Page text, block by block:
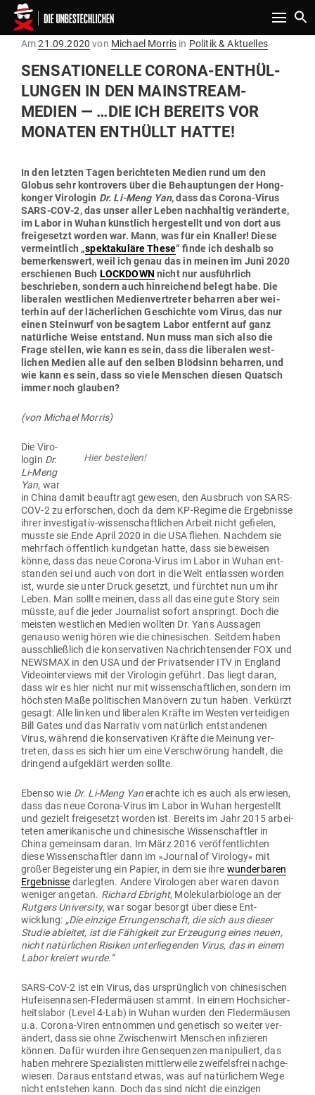
Toggle
AmGepostet
21.09.2020 von Michael Morris in Politik & Aktuelles
SEN­SA­TIO­NELLE CORONA-ENT­HÜL­
LUNGEN IN DEN MAIN­STREAM-
MEDIEN — …DIE ICH BEREITS VOR
MONATEN ENT­HÜLLT HATTE!
In den letzten Tagen berich­teten Medien rund um den
Globus sehr kon­trovers über die Behaup­tungen der Hong­
konger Viro­login Dr. Li-Meng Yan, dass das Corona-Virus
SARS-COV‑2, das unser aller Leben nach­haltig ver­än­derte,
im Labor in Wuhan künstlich her­ge­stellt und von dort aus
frei­ge­setzt worden war. Mann, was für ein Knaller! Diese
ver­meintlich „spek­ta­kuläre These“ finde ich deshalb so
bemer­kenswert, weil ich genau das in meinen im Juni 2020
erschienen Buch LOCKDOWN nicht nur aus­führlich
beschrieben, sondern auch hin­rei­chend belegt habe. Die
libe­ralen west­lichen Medi­en­ver­treter beharren aber wei­
terhin auf der lächer­lichen Geschichte vom Virus, das nur
einen Steinwurf von besagtem Labor ent­fernt auf ganz
natür­liche Weise ent­stand. Nun muss man sich also die
Frage stellen, wie kann es sein, dass die libe­ralen west­
lichen Medien alle auf den selben Blödsinn beharren, und
wie kann es sein, dass so viele Men­schen diesen Quatsch
immer noch glauben?
(von Michael Morris)
Hier bestellen!
Die Viro­
login Dr.
Li-Meng
Yan, war
in China damit beauf­tragt gewesen, den Aus­bruch von SARS-
COV‑2 zu erfor­schen, doch da dem KP-Regime die Ergeb­nisse
ihrer inves­ti­gativ-wis­sen­schaft­lichen Arbeit nicht gefielen,
musste sie Ende April 2020 in die USA fliehen. Nachdem sie
mehrfach öffentlich kund­getan hatte, dass sie beweisen
könne, dass das neue Corona-Virus im Labor in Wuhan ent­
standen sei und auch von dort in die Welt ent­lassen worden
ist, wurde sie unter Druck gesetzt, und fürchtet nun um ihr
Leben. Man sollte meinen, dass all das eine gute Story sein
müsste, auf die jeder Jour­nalist sofort anspringt. Doch die
meisten west­lichen Medien wollten Dr. Yans Aus­sagen
genauso wenig hören wie die chi­ne­si­schen. Seitdem haben
aus­schließlich die kon­ser­va­tiven Nach­rich­ten­sender FOX und
NEWSMAX in den USA und der Pri­vat­sender ITV in England
Video­in­ter­views mit der Viro­login geführt. Das liegt daran,
dass wir es hier nicht nur mit wis­sen­schaft­lichen, sondern im
höchsten Maße poli­ti­schen Manövern zu tun haben. Ver­kürzt
gesagt: Alle linken und libe­ralen Kräfte im Westen ver­tei­digen
Bill Gates und das Nar­rativ vom natürlich ent­stan­denen
Virus, während die kon­ser­va­tiven Kräfte die Meinung ver­
treten, dass es sich hier um eine Ver­schwörung handelt, die
dringend auf­ge­klärt werden sollte.
Ebenso wie Dr. Li-Meng Yanerachte ich es auch als erwiesen,
dass das neue Corona-Virus im Labor in Wuhan her­ge­stellt
und gezielt frei­ge­setzt worden ist. Bereits im Jahr 2015 arbei­
teten ame­ri­ka­nische und chi­ne­sische Wis­sen­schaftler in
China gemeinsam daran. Im März 2016 ver­öf­fent­lichten
diese Wis­sen­schaftler dann im »Journal of Virology« mit
großer Begeis­terung ein Papier, in dem sie ihre wun­der­baren
Ergeb­nisse dar­legten. Andere Viro­logen aber waren davon
weniger angetan. Richard Ebright, Mole­ku­lar­biologe an der
Rutgers Uni­versity, war sogar besorgt über diese Ent­
wicklung: „Die einzige Errun­gen­schaft, die sich aus dieser
Studie ableitet, ist die Fähigkeit zur Erzeugung eines neuen,
nicht natür­lichen Risiken unter­lie­genden Virus, das in einem
Labor kreiert wurde.“
SARS-CoV‑2 ist ein Virus, das ursprünglich von chi­ne­si­schen
Huf­ei­sen­nasen-Fle­der­mäusen stammt. In einem Hoch­si­cher­
heits­labor (Level 4‑Lab) in Wuhan wurden den Fle­der­mäusen
u.a. Corona-Viren ent­nommen und gene­tisch so weiter ver­
ändert, dass sie ohne Zwi­schenwirt Men­schen infi­zieren
können. Dafür wurden ihre Gen­se­quenzen mani­pu­liert, das
haben mehrere Spe­zia­listen mitt­ler­weile zwei­felsfrei nach­ge­
wiesen. Daraus ent­stand etwas, was auf natür­lichem Wege
nicht ent­stehen kann. Doch das sind nicht die ein­zigen